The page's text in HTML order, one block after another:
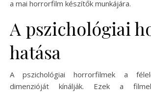
a mai horrorfilm készítők munkájára.
A pszichológiai
hatása
A pszichológiai horrorfilmek a
dimenzióját kínálják. Ezek a